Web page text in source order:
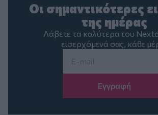
Οι σημαντικότερες
της ημέρας
Λάβετε τα καλύτερα του
εισερχόμενά σας, κάθε